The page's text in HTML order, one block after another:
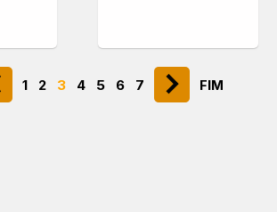
1 2 3 4 5 6 7 navigate_next FIM